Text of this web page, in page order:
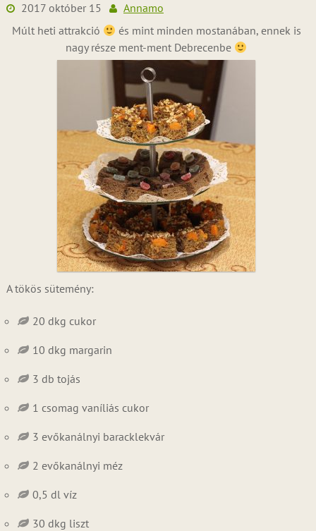
2017 október 15
Annamo
Múlt heti attrakció
és mint minden mostanában, ennek is
nagy része ment-ment Debrecenbe
A tökös sütemény:
20 dkg cukor
10 dkg margarin
3 db tojás
1 csomag vaníliás cukor
3 evőkanálnyi baracklekvár
2 evőkanálnyi méz
0,5 dl víz
30 dkg liszt